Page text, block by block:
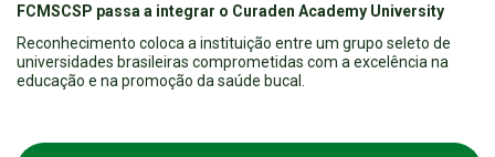
FCMSCSP passa a integrar o Curaden Academy University
Reconhecimento coloca a instituição entre um grupo seleto de
universidades brasileiras comprometidas com a excelência na
educação e na promoção da saúde bucal.